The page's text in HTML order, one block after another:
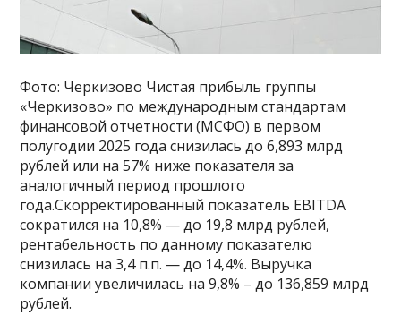
Фото: Черкизово Чистая прибыль группы
«Черкизово» по международным стандартам
финансовой отчетности (МСФО) в первом
полугодии 2025 года снизилась до 6,893 млрд
рублей или на 57% ниже показателя за
аналогичный период прошлого
года.Скорректированный показатель EBITDA
сократился на 10,8% — до 19,8 млрд рублей,
рентабельность по данному показателю
снизилась на 3,4 п.п. — до 14,4%. Выручка
компании увеличилась на 9,8% – до 136,859 млрд
рублей.